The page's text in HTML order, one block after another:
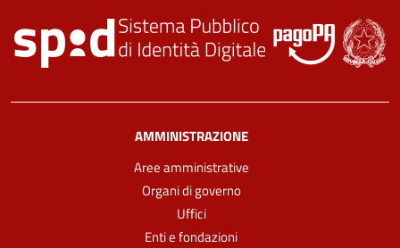
AMMINISTRAZIONE
Aree amministrative
Organi di governo
Uffici
Enti e fondazioni